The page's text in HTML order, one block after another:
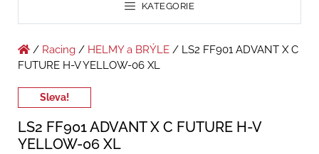
KATEGORIE
/ Racing / HELMY a BRÝLE / LS2 FF901 ADVANT X C
FUTURE H-V YELLOW-06 XL
Sleva!
LS2 FF901 ADVANT X C FUTURE H-V
YELLOW-06 XL